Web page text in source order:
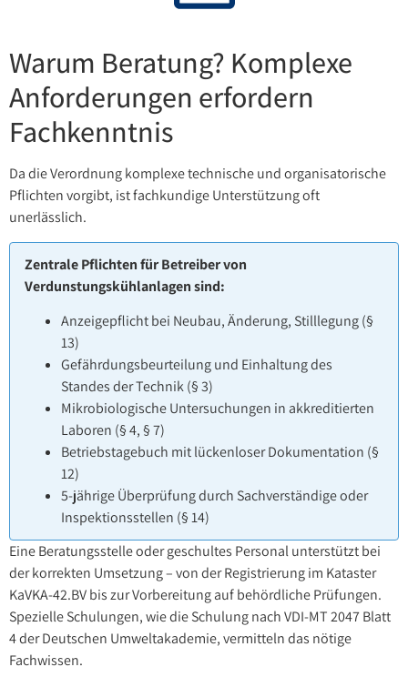
Warum Beratung? Komplexe
Anforderungen erfordern
Fachkenntnis
Da die Verordnung komplexe technische und organisatorische
Pflichten vorgibt, ist fachkundige Unterstützung oft
unerlässlich.
Zentrale Pflichten für Betreiber von
Verdunstungskühlanlagen sind:
Anzeigepflicht bei Neubau, Änderung, Stilllegung (§
13)
Gefährdungsbeurteilung und Einhaltung des
Standes der Technik (§ 3)
Mikrobiologische Untersuchungen in akkreditierten
Laboren (§ 4, § 7)
Betriebstagebuch mit lückenloser Dokumentation (§
12)
5-jährige Überprüfung durch Sachverständige oder
Inspektionsstellen (§ 14)
Eine Beratungsstelle oder geschultes Personal unterstützt bei
der korrekten Umsetzung – von der Registrierung im Kataster
KaVKA-42.BV bis zur Vorbereitung auf behördliche Prüfungen.
Spezielle Schulungen, wie die Schulung nach VDI-MT 2047 Blatt
4 der Deutschen Umweltakademie, vermitteln das nötige
Fachwissen.